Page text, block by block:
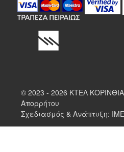
© 2023 - 2026 ΚΤΕΛ
Απορρήτου
Σχεδιασμός & Ανάπτυξη: